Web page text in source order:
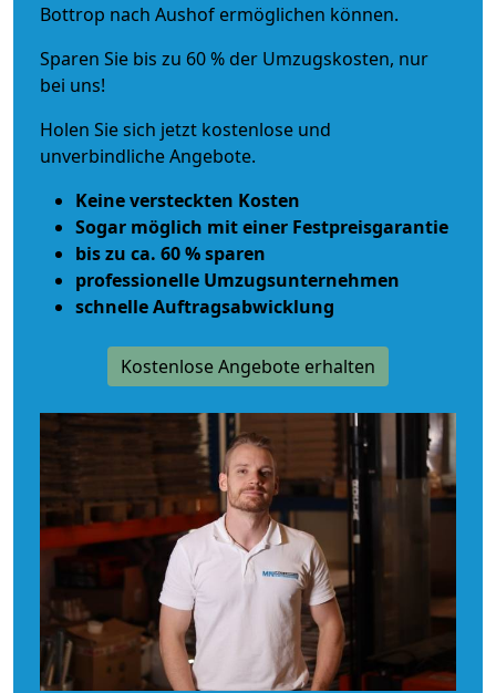
Bottrop nach Aushof ermöglichen können.
Sparen Sie bis zu 60 % der Umzugskosten, nur
bei uns!
Holen Sie sich jetzt kostenlose und
unverbindliche Angebote.
Keine versteckten Kosten
Sogar möglich mit einer Festpreisgarantie
bis zu ca. 60 % sparen
professionelle Umzugsunternehmen
schnelle Auftragsabwicklung
Kostenlose Angebote erhalten